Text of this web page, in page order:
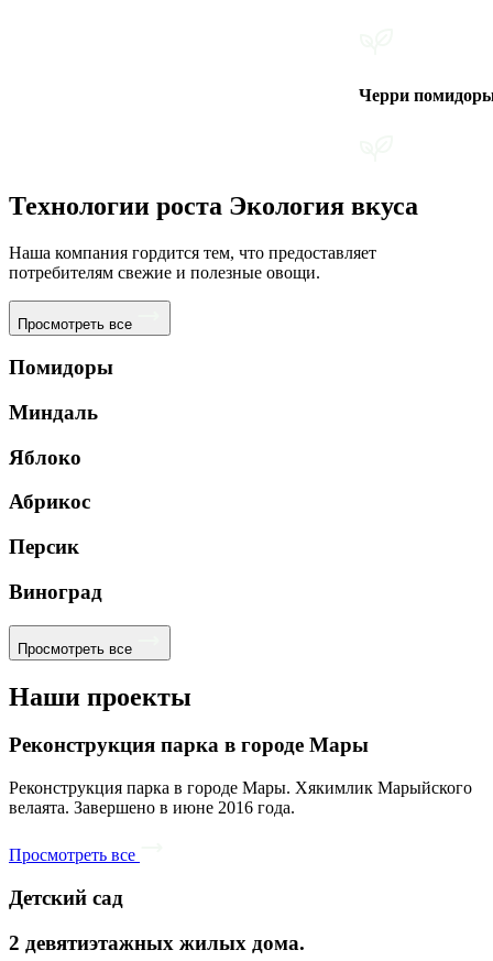
Черри помидоры
Технологии роста Экология вкуса
Наша компания гордится тем, что предоставляет
потребителям свежие и полезные овощи.
Просмотреть все
Помидоры
Миндаль
Яблоко
Абрикос
Персик
Виноград
Просмотреть все
Наши проекты
Реконструкция парка в городе Мары
Реконструкция парка в городе Мары. Хякимлик Марыйского
велаята. Завершено в июне 2016 года.
Просмотреть все
Детский сад
2 девятиэтажных жилых дома.